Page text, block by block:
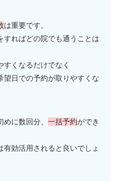
は重要です。
すればどの院でも通うことは
くなるだけでなく
望日での予約が取りやすくな
に数回分、 一括予約ができ
効活用されると良いでしょ